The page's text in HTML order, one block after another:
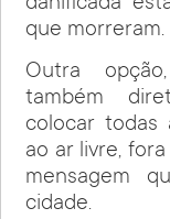
que morreram.
Outra
também
colocar todas
ao ar livre,
mensagem
cidade.